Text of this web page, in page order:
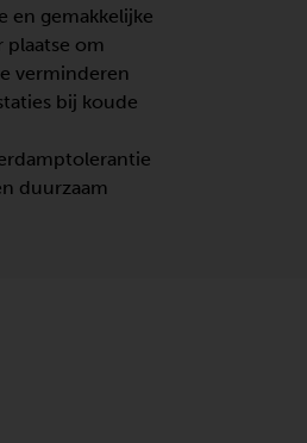
en gemakkelijke
plaatse om
verminderen
bij koude
duurzaam